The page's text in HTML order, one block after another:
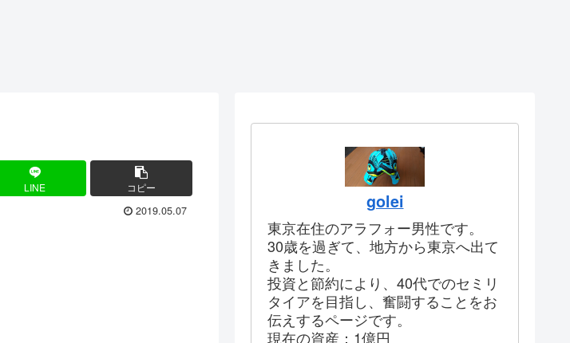
LINE コピー
2019.05.07 golei
東京在住のアラフォー男性です。
30歳を過ぎて、地方から東京へ出て
きました。
投資と節約により、40代でのセミリ
タイアを目指し、奮闘することをお
伝えするページです。
現在の資産：1億円